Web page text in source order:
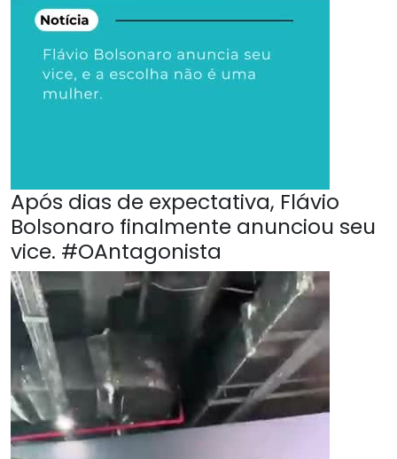
Após dias de expectativa, Flávio
Bolsonaro finalmente anunciou seu
vice. #OAntagonista